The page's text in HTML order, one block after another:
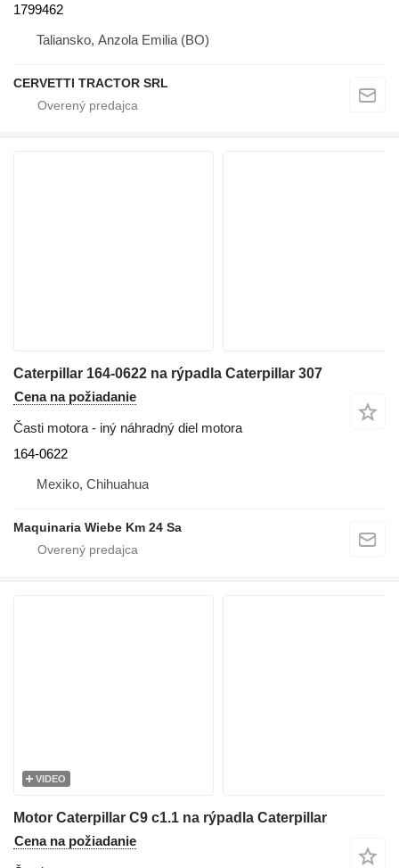
1799462
Taliansko, Anzola Emilia (BO)
CERVETTI TRACTOR SRL
Caterpillar 164-0622 na rýpadla Caterpillar 307
Cena na požiadanie
Časti motora - iný náhradný diel motora
164-0622
Mexiko, Chihuahua
Maquinaria Wiebe Km 24 Sa
VIDEO
Motor Caterpillar C9 c1.1 na rýpadla Caterpillar
Cena na požiadanie